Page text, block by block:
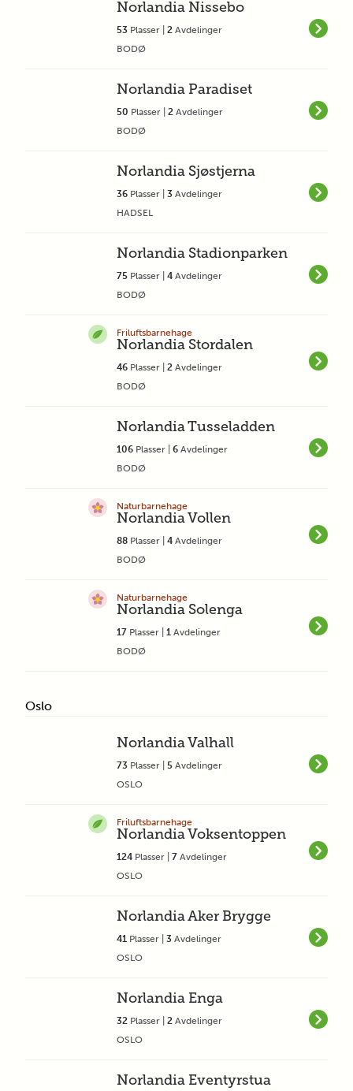
Norlandia Nissebo
53 Plasser | 2 Avdelinger
BODØ
Norlandia Paradiset
50 Plasser | 2 Avdelinger
BODØ
Norlandia Sjøstjerna
36 Plasser | 3 Avdelinger
HADSEL
Norlandia Stadionparken
75 Plasser | 4 Avdelinger
BODØ
Friluftsbarnehage
Norlandia Stordalen
46 Plasser | 2 Avdelinger
BODØ
Norlandia Tusseladden
106 Plasser | 6 Avdelinger
BODØ
Naturbarnehage
Norlandia Vollen
88 Plasser | 4 Avdelinger
BODØ
Naturbarnehage
Norlandia Solenga
17 Plasser | 1 Avdelinger
BODØ
Oslo
Norlandia Valhall
73 Plasser | 5 Avdelinger
OSLO
Friluftsbarnehage
Norlandia Voksentoppen
124 Plasser | 7 Avdelinger
OSLO
Norlandia Aker Brygge
41 Plasser | 3 Avdelinger
OSLO
Norlandia Enga
32 Plasser | 2 Avdelinger
OSLO
Norlandia Eventyrstua